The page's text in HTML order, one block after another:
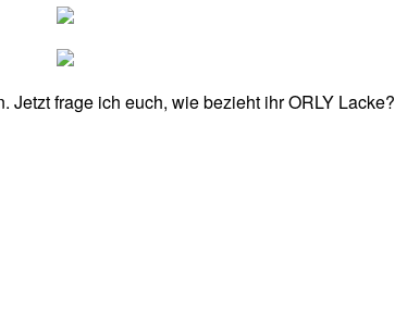
frage ich euch, wie bezieht ihr ORLY Lacke?